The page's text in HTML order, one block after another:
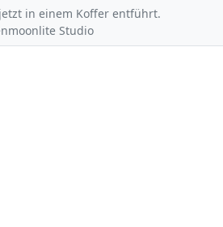
in einem Koffer entführt.
Studio